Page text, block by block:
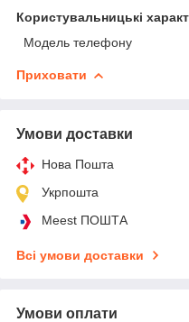
Користувальницькі
Модель телефону
Приховати
Умови доставки
Нова Пошта
Укрпошта
Meest ПОШТА
Всі умови доставки
Умови оплати